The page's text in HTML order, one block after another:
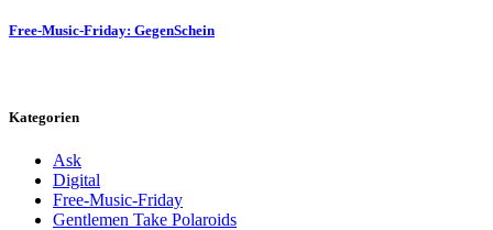
Free-Music-Friday: GegenSchein
Kategorien
Ask
Digital
Free-Music-Friday
Gentlemen Take Polaroids